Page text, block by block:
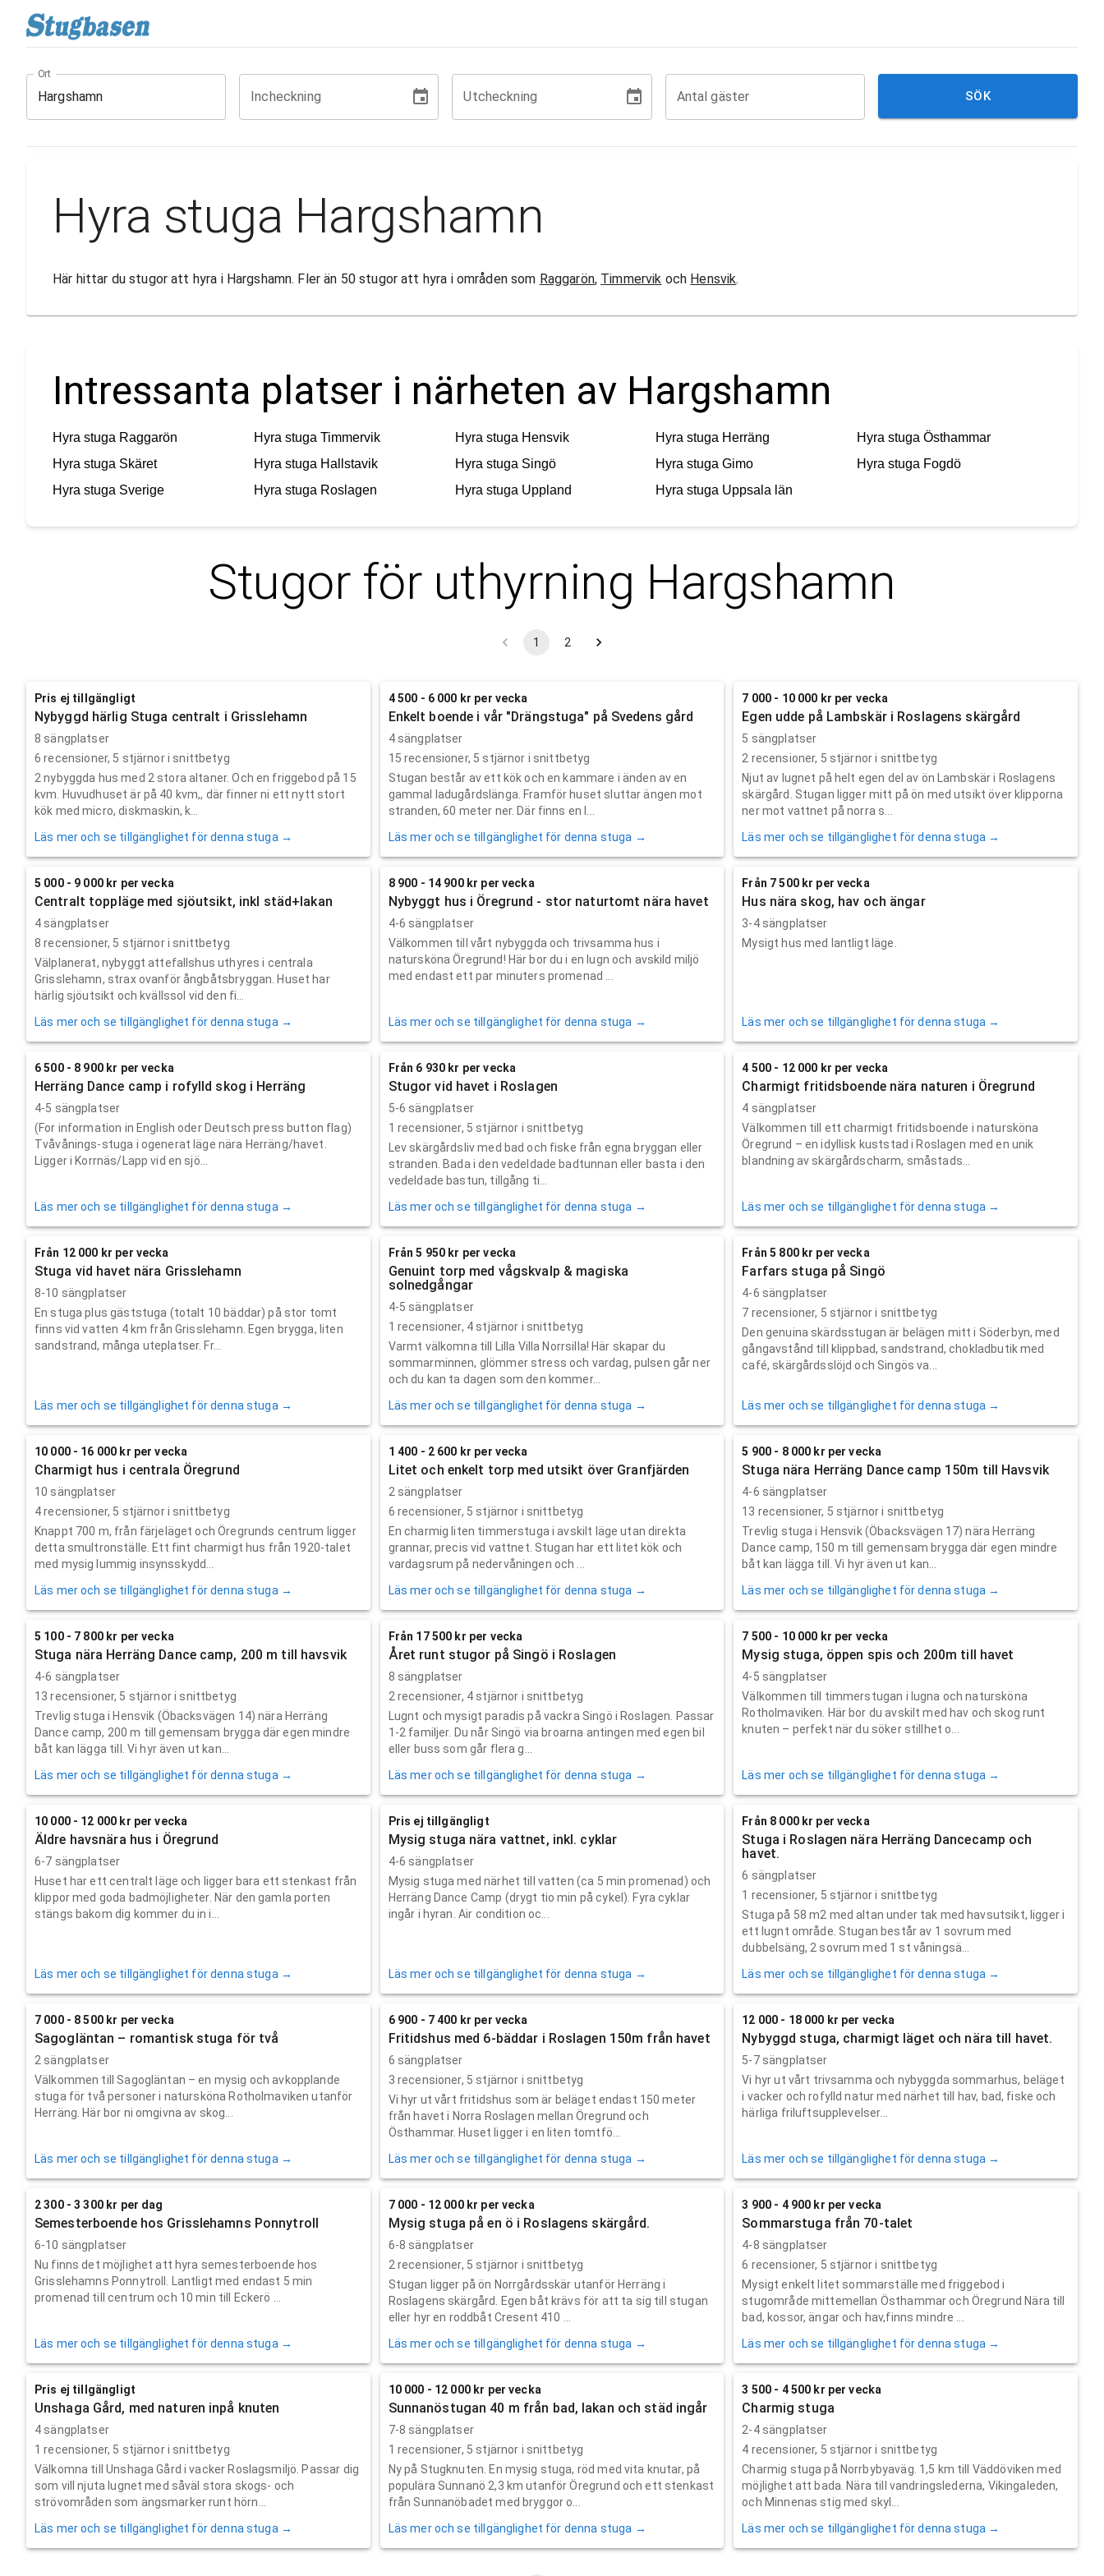
Ort
Incheckning Utcheckning Antal gäster SÖK
Hyra stuga Hargshamn
Här hittar du stugor att hyra i Hargshamn. Fler än 50 stugor att hyra i områden som Raggarön, Timmervik och Hensvik.
Intressanta platser i närheten av Hargshamn
Hyra stuga Raggarön Hyra stuga Timmervik Hyra stuga Hensvik Hyra stuga Herräng Hyra stuga Östhammar
Hyra stuga Skäret Hyra stuga Hallstavik Hyra stuga Singö Hyra stuga Gimo Hyra stuga Fogdö
Hyra stuga Sverige Hyra stuga Roslagen Hyra stuga Uppland Hyra stuga Uppsala län
Stugor för uthyrning Hargshamn
1 2
Pris ej tillgängligt
Nybyggd härlig Stuga centralt i Grisslehamn
8 sängplatser
6 recensioner, 5 stjärnor i snittbetyg
2 nybyggda hus med 2 stora altaner. Och en friggebod på 15
kvm. Huvudhuset är på 40 kvm,, där finner ni ett nytt stort
kök med micro, diskmaskin, k...
Läs mer och se tillgänglighet för denna stuga →
4 500 - 6 000 kr per vecka
Enkelt boende i vår "Drängstuga" på Svedens gård
4 sängplatser
15 recensioner, 5 stjärnor i snittbetyg
Stugan består av ett kök och en kammare i änden av en
gammal ladugårdslänga. Framför huset sluttar ängen mot
stranden, 60 meter ner. Där finns en l...
Läs mer och se tillgänglighet för denna stuga →
7 000 - 10 000 kr per vecka
Egen udde på Lambskär i Roslagens skärgård
5 sängplatser
2 recensioner, 5 stjärnor i snittbetyg
Njut av lugnet på helt egen del av ön Lambskär i Roslagens
skärgård. Stugan ligger mitt på ön med utsikt över klipporna
ner mot vattnet på norra s...
Läs mer och se tillgänglighet för denna stuga →
5 000 - 9 000 kr per vecka
Centralt toppläge med sjöutsikt, inkl städ+lakan
4 sängplatser
8 recensioner, 5 stjärnor i snittbetyg
Välplanerat, nybyggt attefallshus uthyres i centrala
Grisslehamn, strax ovanför ångbåtsbryggan. Huset har
härlig sjöutsikt och kvällssol vid den fi...
Läs mer och se tillgänglighet för denna stuga →
8 900 - 14 900 kr per vecka
Nybyggt hus i Öregrund - stor naturtomt nära havet
4-6 sängplatser
Välkommen till vårt nybyggda och trivsamma hus i
natursköna Öregrund! Här bor du i en lugn och avskild miljö
med endast ett par minuters promenad ...
Läs mer och se tillgänglighet för denna stuga →
Från 7 500 kr per vecka
Hus nära skog, hav och ängar
3-4 sängplatser
Mysigt hus med lantligt läge.
Läs mer och se tillgänglighet för denna stuga →
6 500 - 8 900 kr per vecka
Herräng Dance camp i rofylld skog i Herräng
4-5 sängplatser
(For information in English oder Deutsch press button flag)
Tvåvånings-stuga i ogenerat läge nära Herräng/havet.
Ligger i Korrnäs/Lapp vid en sjö...
Läs mer och se tillgänglighet för denna stuga →
Från 6 930 kr per vecka
Stugor vid havet i Roslagen
5-6 sängplatser
1 recensioner, 5 stjärnor i snittbetyg
Lev skärgårdsliv med bad och fiske från egna bryggan eller
stranden. Bada i den vedeldade badtunnan eller basta i den
vedeldade bastun, tillgång ti...
Läs mer och se tillgänglighet för denna stuga →
4 500 - 12 000 kr per vecka
Charmigt fritidsboende nära naturen i Öregrund
4 sängplatser
Välkommen till ett charmigt fritidsboende i natursköna
Öregrund – en idyllisk kuststad i Roslagen med en unik
blandning av skärgårdscharm, småstads...
Läs mer och se tillgänglighet för denna stuga →
Från 12 000 kr per vecka
Stuga vid havet nära Grisslehamn
8-10 sängplatser
En stuga plus gäststuga (totalt 10 bäddar) på stor tomt
finns vid vatten 4 km från Grisslehamn. Egen brygga, liten
sandstrand, många uteplatser. Fr...
Läs mer och se tillgänglighet för denna stuga →
Från 5 950 kr per vecka
Genuint torp med vågskvalp & magiska
solnedgångar
4-5 sängplatser
1 recensioner, 4 stjärnor i snittbetyg
Varmt välkomna till Lilla Villa Norrsilla! Här skapar du
sommarminnen, glömmer stress och vardag, pulsen går ner
och du kan ta dagen som den kommer...
Läs mer och se tillgänglighet för denna stuga →
Från 5 800 kr per vecka
Farfars stuga på Singö
4-6 sängplatser
7 recensioner, 5 stjärnor i snittbetyg
Den genuina skärdsstugan är belägen mitt i Söderbyn, med
gångavstånd till klippbad, sandstrand, chokladbutik med
café, skärgårdsslöjd och Singös va...
Läs mer och se tillgänglighet för denna stuga →
10 000 - 16 000 kr per vecka
Charmigt hus i centrala Öregrund
10 sängplatser
4recensioner, 5 stjärnor i snittbetyg
Knappt 700 m, från färjeläget och Öregrunds centrum ligger
detta smultronställe. Ett fint charmigt hus från 1920-talet
med mysig lummig insynsskydd...
Läs mer och se tillgänglighet för denna stuga →
1 400 - 2 600 kr per vecka
Litet och enkelt torp med utsikt över Granfjärden
2 sängplatser
6 recensioner, 5 stjärnor i snittbetyg
En charmig liten timmerstuga i avskilt läge utan direkta
grannar, precis vid vattnet. Stugan har ett litet kök och
vardagsrum på nedervåningen och ...
Läs mer och se tillgänglighet för denna stuga →
5 900 - 8 000 kr per vecka
Stuga nära Herräng Dance camp 150m till Havsvik
4-6 sängplatser
13 recensioner, 5 stjärnor i snittbetyg
Trevlig stuga i Hensvik (Öbacksvägen 17) nära Herräng
Dance camp, 150 m till gemensam brygga där egen mindre
båt kan lägga till. Vi hyr även ut kan...
Läs mer och se tillgänglighet för denna stuga →
5 100 - 7 800 kr per vecka
Stuga nära Herräng Dance camp, 200 m till havsvik
4-6 sängplatser
13 recensioner, 5 stjärnor i snittbetyg
Trevlig stuga i Hensvik (Öbacksvägen 14) nära Herräng
Dance camp, 200 m till gemensam brygga där egen mindre
båt kan lägga till. Vi hyr även ut kan...
Läs mer och se tillgänglighet för denna stuga →
Från 17 500 kr per vecka
Året runt stugor på Singö i Roslagen
8 sängplatser
2 recensioner, 4 stjärnor i snittbetyg
Lugnt och mysigt paradis på vackra Singö i Roslagen. Passar
1-2 familjer. Du når Singö via broarna antingen med egen bil
eller buss som går flera g...
Läs mer och se tillgänglighet för denna stuga →
7 500 - 10 000 kr per vecka
Mysig stuga, öppen spis och 200m till havet
4-5 sängplatser
Välkommen till timmerstugan i lugna och natursköna
Rotholmaviken. Här bor du avskilt med hav och skog runt
knuten – perfekt när du söker stillhet o...
Läs mer och se tillgänglighet för denna stuga →
10 000 - 12 000 kr per vecka
Äldre havsnära hus i Öregrund
6-7 sängplatser
Huset har ett centralt läge och ligger bara ett stenkast från
klippor med goda badmöjligheter. När den gamla porten
stängs bakom dig kommer du in i...
Läs mer och se tillgänglighet för denna stuga →
Pris ej tillgängligt
Mysig stuga nära vattnet, inkl. cyklar
4-6 sängplatser
Mysig stuga med närhet till vatten (ca 5 min promenad) och
Herräng Dance Camp (drygt tio min på cykel). Fyra cyklar
ingår i hyran. Air condition oc...
Läs mer och se tillgänglighet för denna stuga →
Från 8 000 kr per vecka
Stuga i Roslagen nära Herräng Dancecamp och
havet.
6 sängplatser
1 recensioner, 5 stjärnor i snittbetyg
Stuga på 58 m2 med altan under tak med havsutsikt, ligger i
ett lugnt område. Stugan består av 1 sovrum med
dubbelsäng, 2 sovrum med 1 st våningsä...
Läs mer och se tillgänglighet för denna stuga →
7 000 - 8 500 kr per vecka
Sagogläntan – romantisk stuga för två
2 sängplatser
Välkommen till Sagogläntan – en mysig och avkopplande
stuga för två personer i natursköna Rotholmaviken utanför
Herräng. Här bor ni omgivna av skog...
Läs mer och se tillgänglighet för denna stuga →
6 900 - 7 400 kr per vecka
Fritidshus med 6-bäddar i Roslagen 150m från havet
6 sängplatser
3 recensioner, 5 stjärnor i snittbetyg
Vi hyr ut vårt fritidshus som är beläget endast 150 meter
från havet i Norra Roslagen mellan Öregrund och
Östhammar. Huset ligger i en liten tomtfö...
Läs mer och se tillgänglighet för denna stuga →
12 000 - 18 000 kr per vecka
Nybyggd stuga, charmigt läget och nära till havet.
5-7 sängplatser
Vi hyr ut vårt trivsamma och nybyggda sommarhus, beläget
i vacker och rofylld natur med närhet till hav, bad, fiske och
härliga friluftsupplevelser...
Läs mer och se tillgänglighet för denna stuga →
2 300 - 3 300 kr per dag
Semesterboende hos Grisslehamns Ponnytroll
6-10 sängplatser
Nu finns det möjlighet att hyra semesterboende hos
Grisslehamns Ponnytroll. Lantligt med endast 5 min
promenad till centrum och 10 min till Eckerö ...
Läs mer och se tillgänglighet för denna stuga →
7 000 - 12 000 kr per vecka
Mysig stuga på en ö i Roslagens skärgård.
6-8 sängplatser
2 recensioner, 5 stjärnor i snittbetyg
Stugan ligger på ön Norrgårdsskär utanför Herräng i
Roslagens skärgård. Egen båt krävs för att ta sig till stugan
eller hyr en roddbåt Cresent 410 ...
Läs mer och se tillgänglighet för denna stuga →
3 900 - 4 900 kr per vecka
Sommarstuga från 70-talet
4-8 sängplatser
6 recensioner, 5 stjärnor i snittbetyg
Mysigt enkelt litet sommarställe med friggebod i
stugområde mittemellan Östhammar och Öregrund Nära till
bad, kossor, ängar och hav,finns mindre ...
Läs mer och se tillgänglighet för denna stuga →
Pris ej tillgängligt
Unshaga Gård, med naturen inpå knuten
4 sängplatser
1 recensioner, 5 stjärnor i snittbetyg
Välkomna till Unshaga Gård i vacker Roslagsmiljö. Passar dig
som vill njuta lugnet med såväl stora skogs- och
strövområden som ängsmarker runt hörn...
Läs mer och se tillgänglighet för denna stuga →
10 000 - 12 000 kr per vecka
Sunnanöstugan 40 m från bad, lakan och städ ingår
7-8 sängplatser
1 recensioner, 5 stjärnor i snittbetyg
Ny på Stugknuten. En mysig stuga, röd med vita knutar, på
populära Sunnanö 2,3 km utanför Öregrund och ett stenkast
från Sunnanöbadet med bryggor o...
Läs mer och se tillgänglighet för denna stuga →
3 500 - 4 500 kr per vecka
Charmig stuga
2-4 sängplatser
4 recensioner, 5 stjärnor i snittbetyg
Charmig stuga på Norrbybyaväg. 1,5 km till Väddöviken med
möjlighet att bada. Nära till vandringslederna, Vikingaleden,
och Minnenas stig med skyl...
Läs mer och se tillgänglighet för denna stuga →